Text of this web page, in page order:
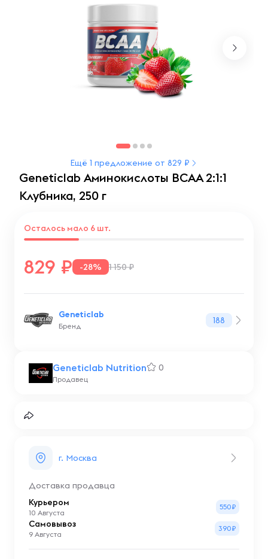
Ещё 1 предложение от 829 ₽
Geneticlab Аминокислоты BCAA 2:1:1
Клубника, 250 г
Geneticlab Nutrition 0
Продавец
829 -28% 1 150 ₽
Осталось мало 6 шт.
Geneticlab
Бренд
188
г. Москва
Доставка продавца
Курьером
10 Августа
550₽
Самовывоз
9 Августа
390₽